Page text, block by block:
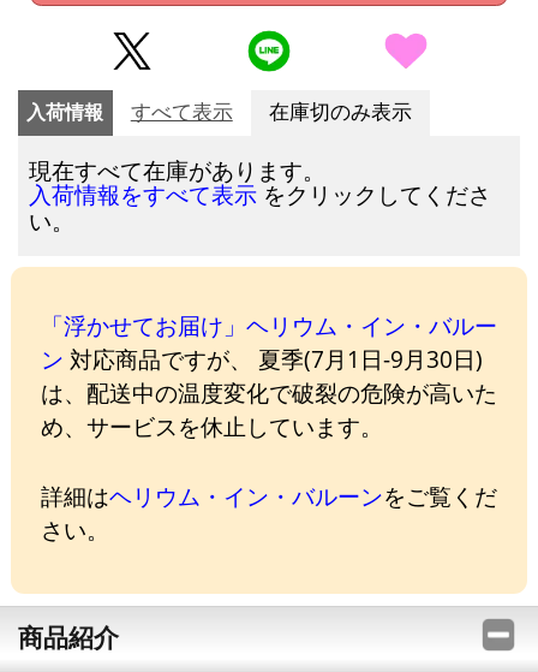
入荷情報 すべて表示 在庫切のみ表示
現在すべて在庫があります。
入荷情報をすべて表示 をクリックしてくださ
い。
「浮かせてお届け」ヘリウム・イン・バルー
ン 対応商品ですが、 夏季(7月1日-9月30日)
は、配送中の温度変化で破裂の危険が高いた
め、サービスを休止しています。
詳細はヘリウム・イン・バルーンをご覧くだ
さい。
商品紹介